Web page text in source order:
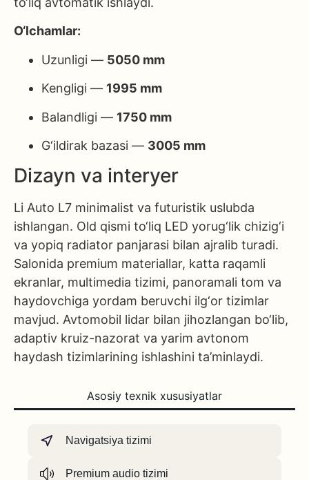
Asosiy texnik xususiyatlar
O‘lchamlar:
Uzunligi — 5050 mm
Kengligi — 1995 mm
Balandligi — 1750 mm
G‘ildirak bazasi — 3005 mm
Dizayn va interyer
Li Auto L7 minimalist va futuristik uslubda
ishlangan. Old qismi to‘liq LED yorug‘lik chizig‘i
va yopiq radiator panjarasi bilan ajralib turadi.
Salonida premium materiallar, katta raqamli
ekranlar, multimedia tizimi, panoramali tom va
haydovchiga yordam beruvchi ilg‘or tizimlar
mavjud. Avtomobil lidar bilan jihozlangan bo‘lib,
adaptiv kruiz-nazorat va yarim avtonom
haydash tizimlarining ishlashini ta’minlaydi.
Navigatsiya tizimi
Premium audio tizimi